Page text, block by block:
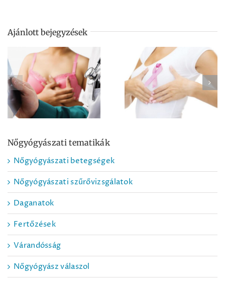
Ajánlott bejegyzések
Veszélyes a
mammográfia?
Mit tegyek, ha
csomót tapintok a
mellemben?
Nőgyógyászati tematikák
Nőgyógyászati betegségek
Nőgyógyászati szűrővizsgálatok
Daganatok
Fertőzések
Várandósság
Nőgyógyász válaszol